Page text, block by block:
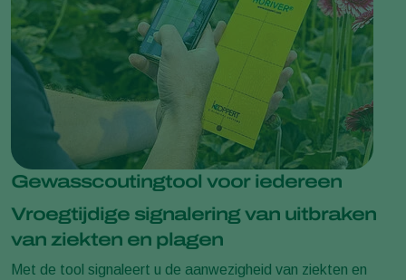
Gewasscoutingtool voor iedereen
Vroegtijdige signalering van uitbraken
van ziekten en plagen
Met de tool signaleert u de aanwezigheid van ziekten en